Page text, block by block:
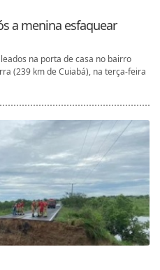
a menina esfaquear
na porta de casa no bairro
(239 km de Cuiabá), na terça-feira